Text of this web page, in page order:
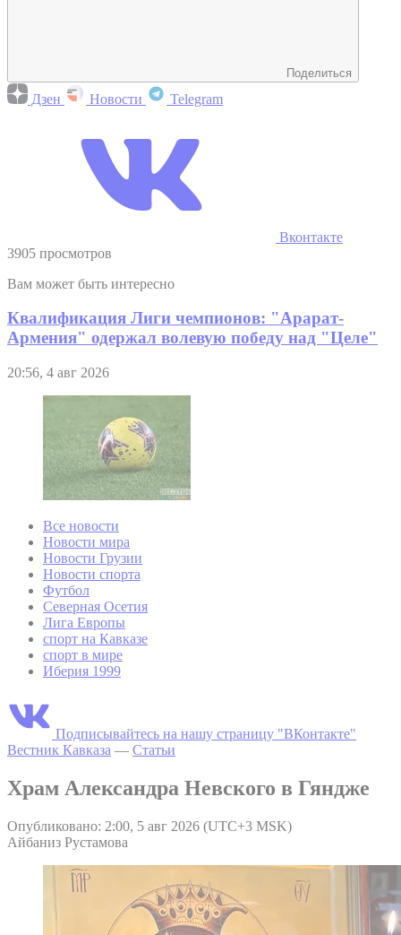
Поделиться
Дзен Новости Telegram
Вконтакте
3905 просмотров
Вам может быть интересно
Квалификация Лиги чемпионов: "Арарат-
Армения" одержал волевую победу над "Целе"
20:56, 4 авг 2026
Все новости
Новости мира
Новости Грузии
Новости спорта
Футбол
Северная Осетия
Лига Европы
спорт на Кавказе
спорт в мире
Иберия 1999
Подписывайтесь на нашу страницу "ВКонтакте"
Вестник Кавказа — Статьи
Храм Александра Невского в Гяндже
Опубликовано: 2:00, 5 авг 2026 (UTC+3 MSK)
Айбаниз Рустамова